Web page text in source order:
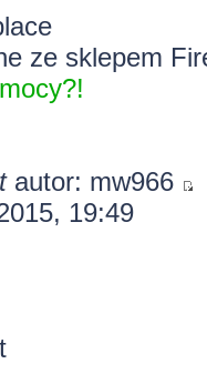
ze sklepem
autor: mw966
19:49